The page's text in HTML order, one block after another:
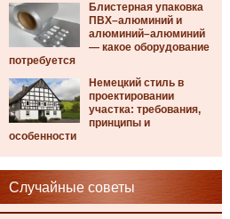
Блистерная упаковка
ПВХ–алюминий и
алюминий–алюминий
— какое оборудование
потребуется
Немецкий стиль в
проектировании
участка: требования,
принципы и
особенности
Случайные советы